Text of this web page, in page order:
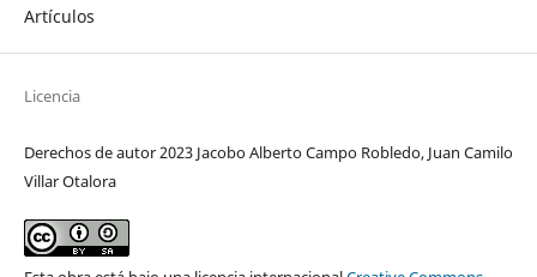
Artículos
Licencia
Derechos de autor 2023 Jacobo Alberto Campo Robledo, Juan Camilo
Villar Otalora